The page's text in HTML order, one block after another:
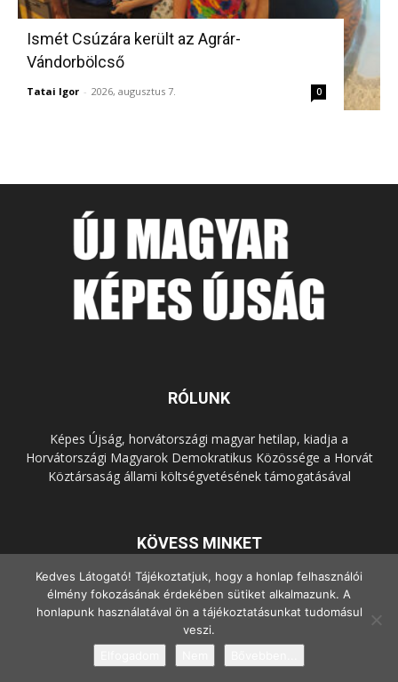
Ismét Csúzára került az Agrár-
Vándorbölcső
Tatai Igor - 2026, augusztus 7. 0
RÓLUNK
Képes Újság, horvátországi magyar hetilap, kiadja a
Horvátországi Magyarok Demokratikus Közössége a Horvát
Köztársaság állami költségvetésének támogatásával
KÖVESS MINKET
© Copyright - 2022 Minden jog fenntartva.
Kedves Látogató! Tájékoztatjuk, hogy a honlap felhasználói
élmény fokozásának érdekében sütiket alkalmazunk. A
honlapunk használatával ön a tájékoztatásunkat tudomásul
veszi.